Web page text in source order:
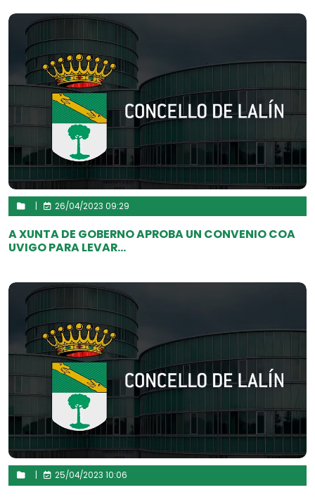
| 26/04/2023 09:29
A XUNTA DE GOBERNO APROBA UN CONVENIO COA
UVIGO PARA LEVAR...
25/04/2023 10:06